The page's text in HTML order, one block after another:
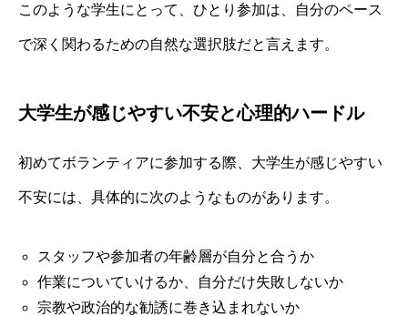
このような学生にとって、ひとり参加は、自分のペース
で深く関わるための自然な選択肢だと言えます。
大学生が感じやすい不安と心理的ハードル
初めてボランティアに参加する際、大学生が感じやすい
不安には、具体的に次のようなものがあります。
スタッフや参加者の年齢層が自分と合うか
作業についていけるか、自分だけ失敗しないか
宗教や政治的な勧誘に巻き込まれないか